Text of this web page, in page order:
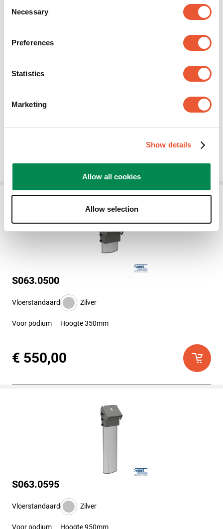
Selection
Necessary
Preferences
Statistics
Marketing
Show details
Allow all cookies
Allow selection
S062.3500
S063.0500
Vloerstandaard Zilver
Voor podium Hoogte 350mm
€ 550,00
S063.0595
Vloerstandaard Zilver
Voor podium Hoogte 950mm